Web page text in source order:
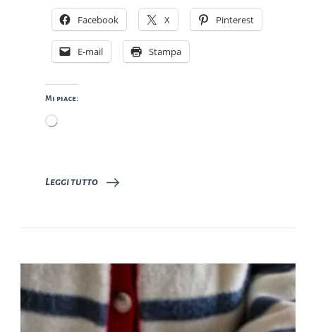
Facebook X Pinterest
E-mail Stampa
Mi piace:
Caricamento
Leggi tutto